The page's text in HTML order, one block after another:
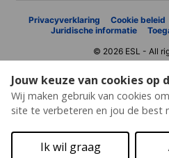
Jouw keuze van cookies op
Wij maken gebruik van cookies
site te verbeteren en jou de best
Ik wil graag
Privacyverklaring Cookie beleid
Juridische informatie
© 2026 ESL - All